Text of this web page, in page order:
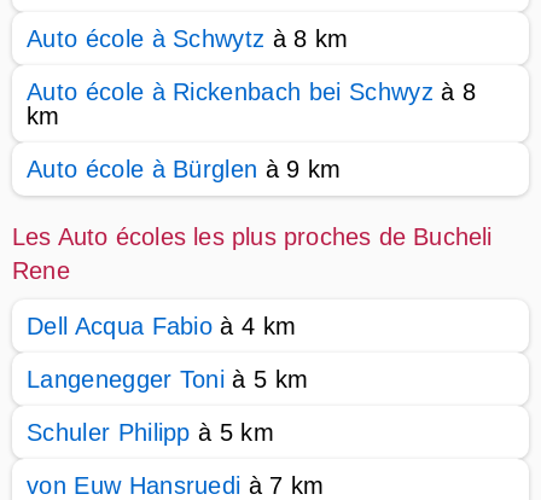
Auto école à Schwytz à 8 km
Auto école à Rickenbach bei Schwyz à 8
km
Auto école à Bürglen à 9 km
Les Auto écoles les plus proches de Bucheli
Rene
Dell Acqua Fabio à 4 km
Langenegger Toni à 5 km
Schuler Philipp à 5 km
von Euw Hansruedi à 7 km